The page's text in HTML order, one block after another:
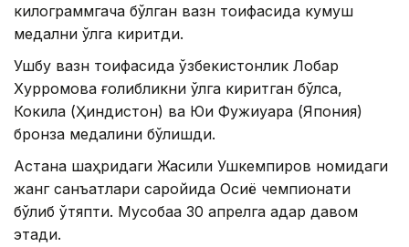
килограммгача бўлган вазн тоифасида кумуш
медални қўлга киритди.
Ушбу вазн тоифасида ўзбекистонлик Лобар
Хурромова ғолибликни қўлга киритган бўлса,
Кокила (Ҳиндистон) ва Юи Фужиуара (Япония)
бронза медалини бўлишди.
Астана шаҳридаги Жақсилиқ Ушкемпиров номидаги
жанг санъатлари саройида Осиё чемпионати
бўлиб ўтяпти. Мусобақа 30 апрелга қадар давом
этади.